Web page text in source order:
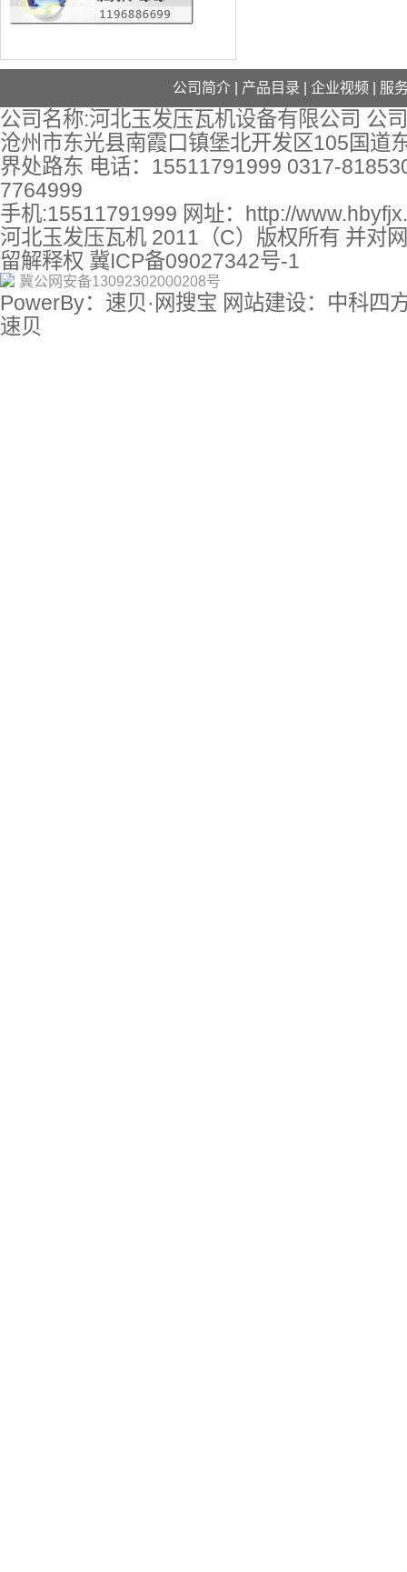
公司简介 产品目录 企业视频 服
公司名称:河北玉发压瓦机设备有限公司 公
沧州市东光县南霞口镇堡北开发区105国道
界处路东 电话：15511791999 0317-
7764999
手机:15511791999 网址： http://
河北玉发压瓦机 2011（C）版权所有 并对
留解释权 冀ICP备09027342号-1
冀公网安备13092302000208号
PowerBy：速贝·网搜宝 网站建设：中科四
速贝